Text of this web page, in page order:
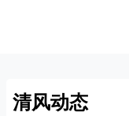
清风动态